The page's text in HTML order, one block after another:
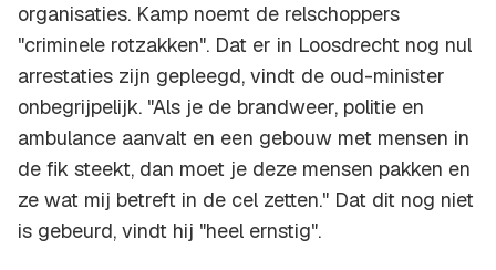
organisaties. Kamp noemt de relschoppers
"criminele rotzakken". Dat er in Loosdrecht nog nul
arrestaties zijn gepleegd, vindt de oud-minister
onbegrijpelijk. "Als je de brandweer, politie en
ambulance aanvalt en een gebouw met mensen in
de fik steekt, dan moet je deze mensen pakken en
ze wat mij betreft in de cel zetten." Dat dit nog niet
is gebeurd, vindt hij "heel ernstig".